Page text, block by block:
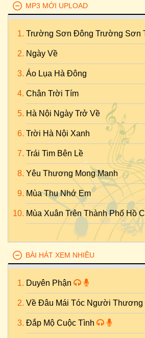
MP3 MỚI UPLOAD
Trường Sơn Đông Trường Sơn
Ngày Về
Áo Lụa Hà Đông
Chân Trời Tím
Hà Nội Ngày Trở Về
Trời Hà Nội Xanh
Trái Tim Bên Lề
Yêu Thương Mong Manh
Mùa Thu Nhớ Em
Mùa Xuân Trên Thành Phố Hồ
BÀI HÁT XEM NHIỀU
Duyên Phận
Về Đâu Mái Tóc Người Thương
Đắp Mộ Cuộc Tình